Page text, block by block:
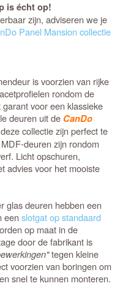
is écht op!
zijn, adviseren we je
Panel Mansion collectie
is voorzien van rijke
rondom de
voor een klassieke
deuren uit de CanDo
collectie zijn perfect te
deuren zijn rondom
Licht opschuren,
advies voor het mooiste
glas deuren hebben een
eenslotgat op standaard
op maat in de
door de fabrikant is
tegen kleine
voorzien van boringen om
snel te kunnen monteren.